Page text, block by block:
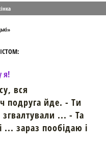
»
я!
вся
подруга йде. - Ти
згвалтували ... - Та
... зараз пообідаю і